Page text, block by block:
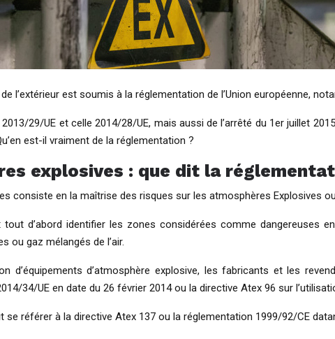
l’extérieur est soumis à la réglementation de l’Union européenne,
29/UE et celle 2014/28/UE, mais aussi de l’arrêté du 1er juillet
est-il vraiment de la réglementation ?
explosives : que dit la
consiste en la maîtrise des risques sur les atmosphères Explosives ou
d’abord identifier les zones considérées comme dangereuses
ou gaz mélangés de l’air.
d’atmosphère explosive, les fabricants et les
34/UE en date du 26 février 2014 ou la directive Atex 96 sur
référer à la directive Atex 137 ou la réglementation 1999/92/CE